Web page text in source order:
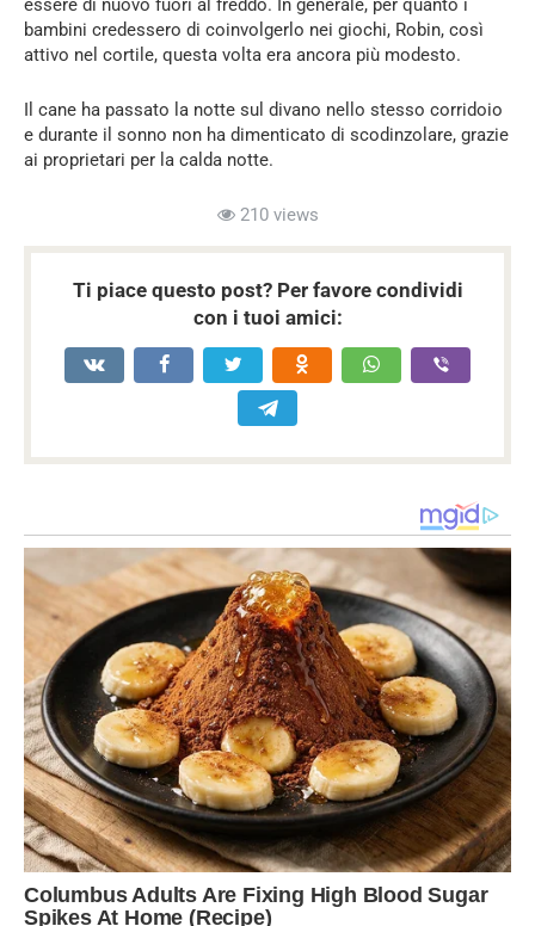
essere di nuovo fuori al freddo. In generale, per quanto i
bambini credessero di coinvolgerlo nei giochi, Robin, così
attivo nel cortile, questa volta era ancora più modesto.
Il cane ha passato la notte sul divano nello stesso corridoio
e durante il sonno non ha dimenticato di scodinzolare, grazie
ai proprietari per la calda notte.
210 views
Ti piace questo post? Per favore condividi
con i tuoi amici: